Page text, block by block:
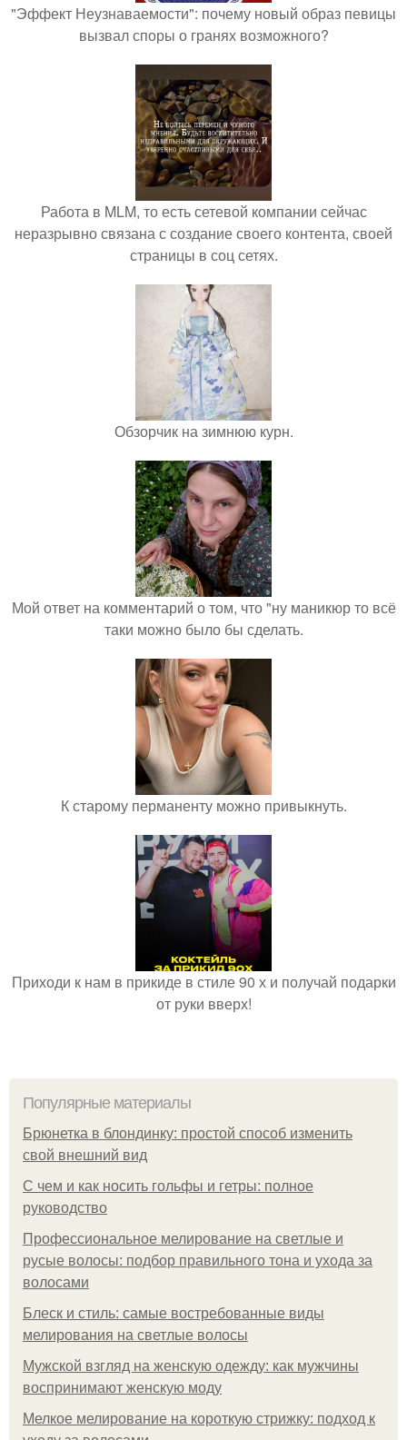
"Эффект Неузнаваемости": почему новый образ певицы
вызвал споры о гранях возможного?
Работа в MLM, то есть сетевой компании сейчас
неразрывно связана с создание своего контента, своей
страницы в соц сетях.
Обзорчик на зимнюю курн.
Мой ответ на комментарий о том, что "ну маникюр то всё
таки можно было бы сделать.
К старому перманенту можно привыкнуть.
Приходи к нам в прикиде в стиле 90 х и получай подарки
от руки вверх!
Популярные материалы
Брюнетка в блондинку: простой способ изменить
свой внешний вид
С чем и как носить гольфы и гетры: полное
руководство
Профессиональное мелирование на светлые и
русые волосы: подбор правильного тона и ухода за
волосами
Блеск и стиль: самые востребованные виды
мелирования на светлые волосы
Мужской взгляд на женскую одежду: как мужчины
воспринимают женскую моду
Мелкое мелирование на короткую стрижку: подход к